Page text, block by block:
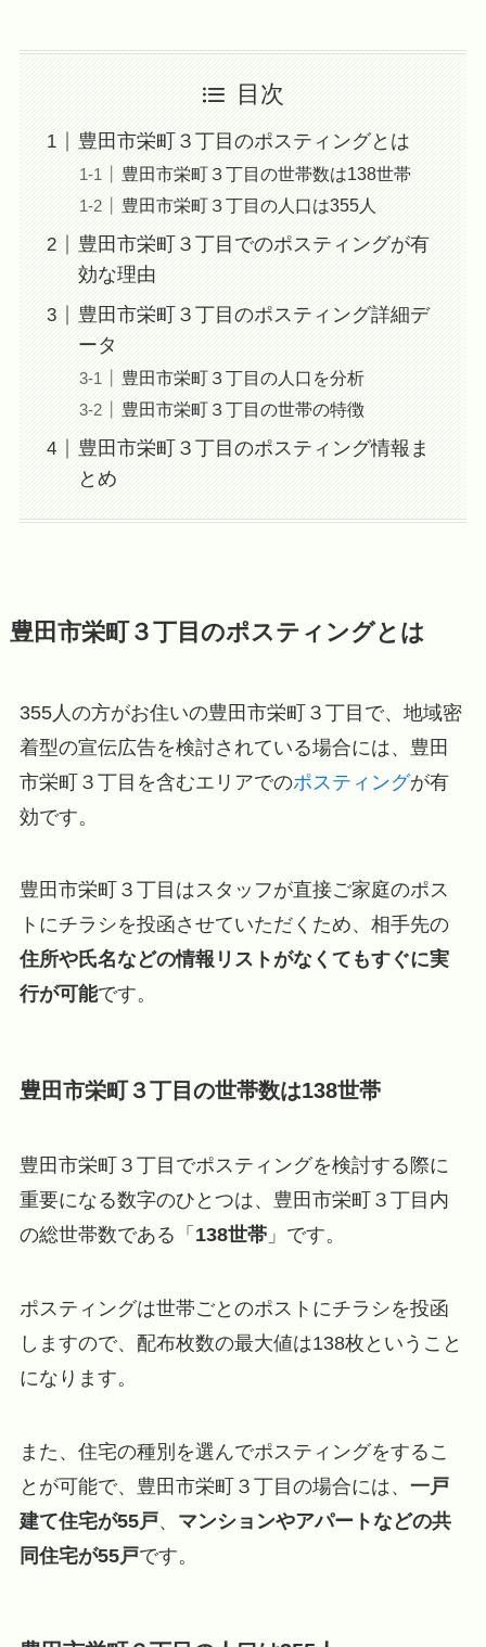
目次
豊田市栄町３丁目のポスティングとは
豊田市栄町３丁目の世帯数は138世帯
豊田市栄町３丁目の人口は355人
豊田市栄町３丁目でのポスティングが有
効な理由
豊田市栄町３丁目のポスティング詳細デ
ータ
豊田市栄町３丁目の人口を分析
豊田市栄町３丁目の世帯の特徴
豊田市栄町３丁目のポスティング情報ま
とめ
豊田市栄町３丁目のポスティングとは
355人の方がお住いの豊田市栄町３丁目で、地域密
着型の宣伝広告を検討されている場合には、豊田
市栄町３丁目を含むエリアでのポスティングが有
効です。
豊田市栄町３丁目はスタッフが直接ご家庭のポス
トにチラシを投函させていただくため、相手先の
住所や氏名などの情報リストがなくてもすぐに実
行が可能です。
豊田市栄町３丁目の世帯数は138世帯
豊田市栄町３丁目でポスティングを検討する際に
重要になる数字のひとつは、豊田市栄町３丁目内
の総世帯数である「 138世帯」です。
ポスティングは世帯ごとのポストにチラシを投函
しますので、配布枚数の最大値は138枚ということ
になります。
また、住宅の種別を選んでポスティングをするこ
とが可能で、豊田市栄町３丁目の場合には、 一戸
建て住宅が55戸、 マンションやアパートなどの共
同住宅が55戸です。